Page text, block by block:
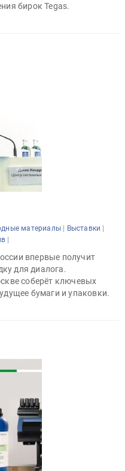
бирок Tegas.
материалы | Выставки |
|
впервые получит
для диалога.
соберёт ключевых
бумаги и упаковки.